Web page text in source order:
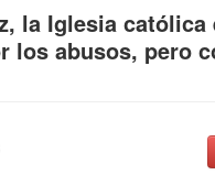
la Iglesia católica
los abusos, pero